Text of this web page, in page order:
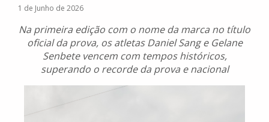
1 de Junho de 2026
Na primeira edição com o nome da marca no título
oficial da prova, os atletas Daniel Sang e Gelane
Senbete vencem com tempos históricos,
superando o recorde da prova e nacional